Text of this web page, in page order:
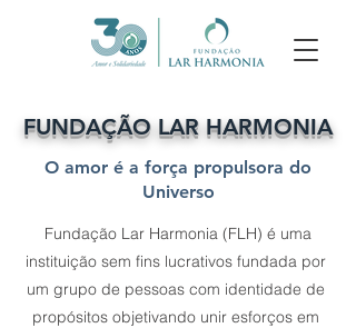
FUNDAÇÃO LAR HARMONIA
O amor é a força propulsora do
Universo
Fundação Lar Harmonia (FLH) é uma
instituição sem fins lucrativos fundada por
um grupo de pessoas com identidade de
propósitos objetivando unir esforços em